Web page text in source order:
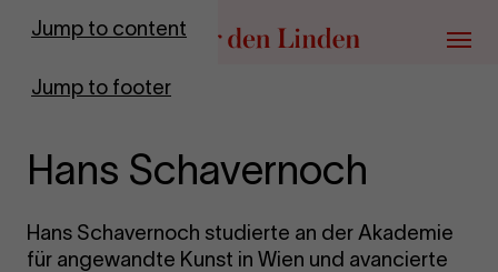
Jump to content
Jump to footer
Go to homepage
Menu
Hans Schavernoch
Hans Schavernoch studierte an der Akademie
für angewandte Kunst in Wien und avancierte